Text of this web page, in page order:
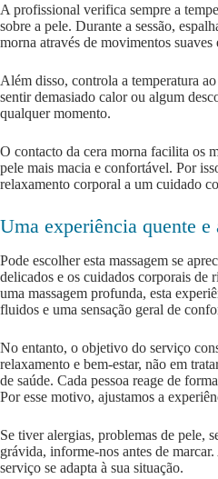
A profissional verifica sempre a
sobre a pele. Durante a sessão,
morna através de movimentos suaves
Além disso, controla a temperatura
sentir demasiado calor ou algum
qualquer momento.
O contacto da cera morna facilita os
pele mais macia e confortável. Por
relaxamento corporal a um cuidado
Uma experiência quente e
Pode escolher esta massagem se
delicados e os cuidados corporais
uma massagem profunda, esta
fluidos e uma sensação geral de
No entanto, o objetivo do serviço
relaxamento e bem-estar, não em
de saúde. Cada pessoa reage de
Por esse motivo, ajustamos a
Se tiver alergias, problemas de pele,
grávida, informe-nos antes de
serviço se adapta à sua situação.